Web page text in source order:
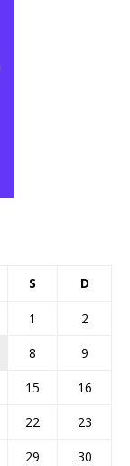
S D
1
2
8
9
15
16
22
23
29
30